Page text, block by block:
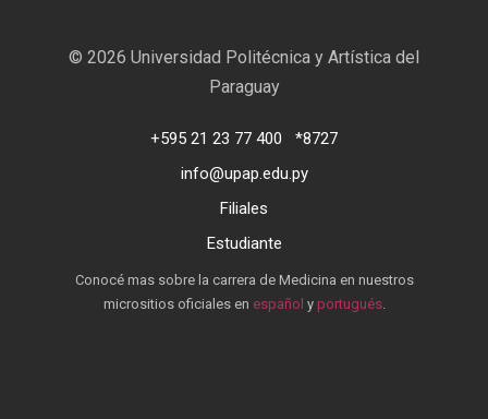
© 2026 Universidad Politécnica y Artística del
Paraguay
+595 21 23 77 400
*8727
info@upap.edu.py
Filiales
Estudiante
Conocé mas sobre la carrera de Medicina en nuestros
micrositios oficiales en español y portugués.